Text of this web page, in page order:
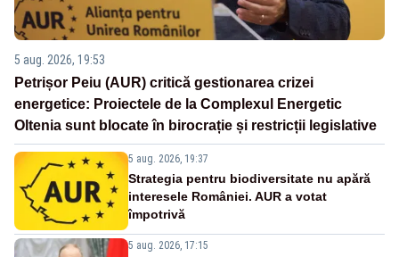
5 aug. 2026, 19:53
Petrișor Peiu (AUR) critică gestionarea crizei
energetice: Proiectele de la Complexul Energetic
Oltenia sunt blocate în birocrație și restricții legislative
5 aug. 2026, 19:37
Strategia pentru biodiversitate nu apără
interesele României. AUR a votat
împotrivă
5 aug. 2026, 17:15